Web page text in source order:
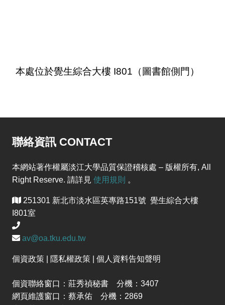
本處位於覺生綜合大樓 I801（圖書館側門）
聯絡資訊 CONTACT
本網站著作權屬淡江大學品質保證稽核處 – 版權所有, All
Right Reserve. 請詳見 使用規則 。
251301 新北市淡水區英專路151號 覺生綜合大樓
I801室
av@oa.tku.edu.tw
個資政策 | 隱私權政策 | 個人資料告知聲明
個資聯絡窗口：莊秀禎秘書 分機：3407
網頁維護窗口：蔡承佑 分機：2869